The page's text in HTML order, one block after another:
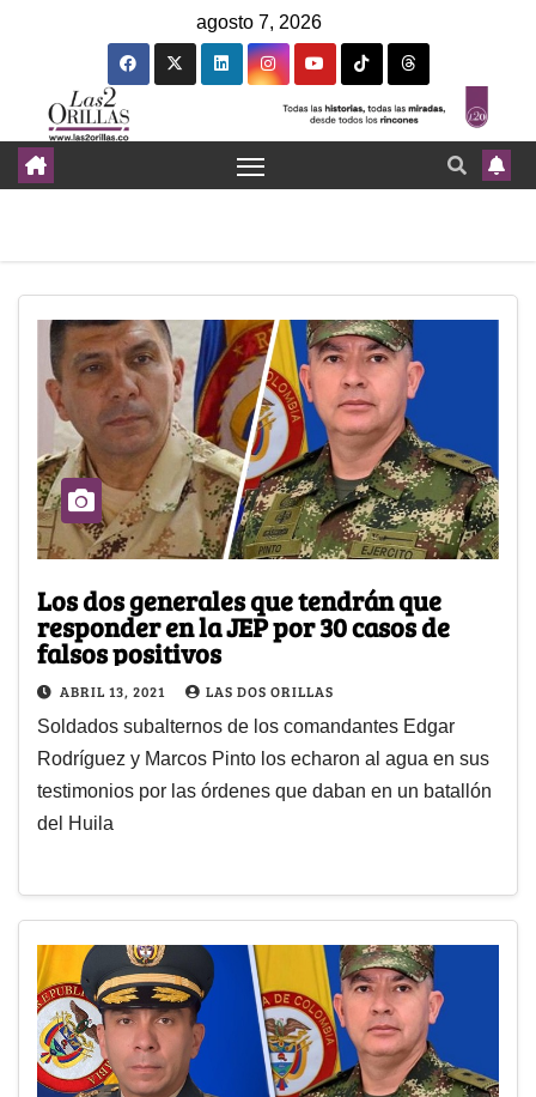
agosto 7, 2026
Los dos generales que tendrán que
responder en la JEP por 30 casos de
falsos positivos
ABRIL 13, 2021 LAS DOS ORILLAS
Soldados subalternos de los comandantes Edgar
Rodríguez y Marcos Pinto los echaron al agua en sus
testimonios por las órdenes que daban en un batallón
del Huila